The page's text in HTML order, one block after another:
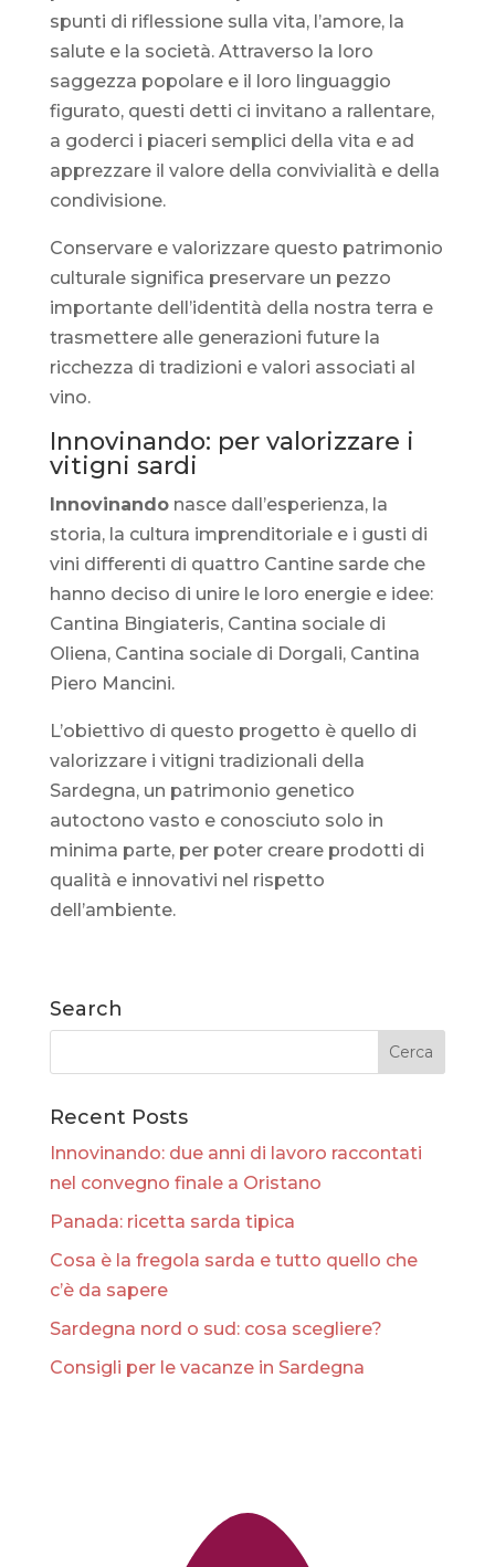
spunti di riflessione sulla vita, l’amore, la
salute e la società. Attraverso la loro
saggezza popolare e il loro linguaggio
figurato, questi detti ci invitano a rallentare,
a goderci i piaceri semplici della vita e ad
apprezzare il valore della convivialità e della
condivisione.
Conservare e valorizzare questo patrimonio
culturale significa preservare un pezzo
importante dell’identità della nostra terra e
trasmettere alle generazioni future la
ricchezza di tradizioni e valori associati al
vino.
Innovinando: per valorizzare i
vitigni sardi
Innovinandonasce dall’esperienza, la
storia, la cultura imprenditoriale e i gusti di
vini differenti di quattro Cantine sarde che
hanno deciso di unire le loro energie e idee:
Cantina Bingiateris, Cantina sociale di
Oliena, Cantina sociale di Dorgali, Cantina
Piero Mancini.
L’obiettivo di questo progetto è quello di
valorizzare i vitigni tradizionali della
Sardegna, un patrimonio genetico
autoctono vasto e conosciuto solo in
minima parte, per poter creare prodotti di
qualità e innovativi nel rispetto
dell’ambiente.
Search
Recent Posts
Innovinando: due anni di lavoro raccontati
nel convegno finale a Oristano
Panada: ricetta sarda tipica
Cosa è la fregola sarda e tutto quello che
c’è da sapere
Sardegna nord o sud: cosa scegliere?
Consigli per le vacanze in Sardegna